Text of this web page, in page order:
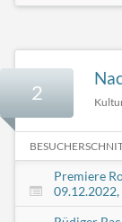
2
Premiere